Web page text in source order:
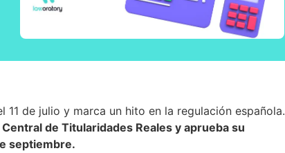
11 de julio y marca un hito en la regulación española.
de Titularidades Reales y aprueba su
septiembre.